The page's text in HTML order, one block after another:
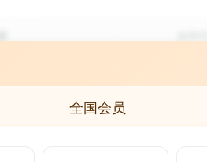
全国会员